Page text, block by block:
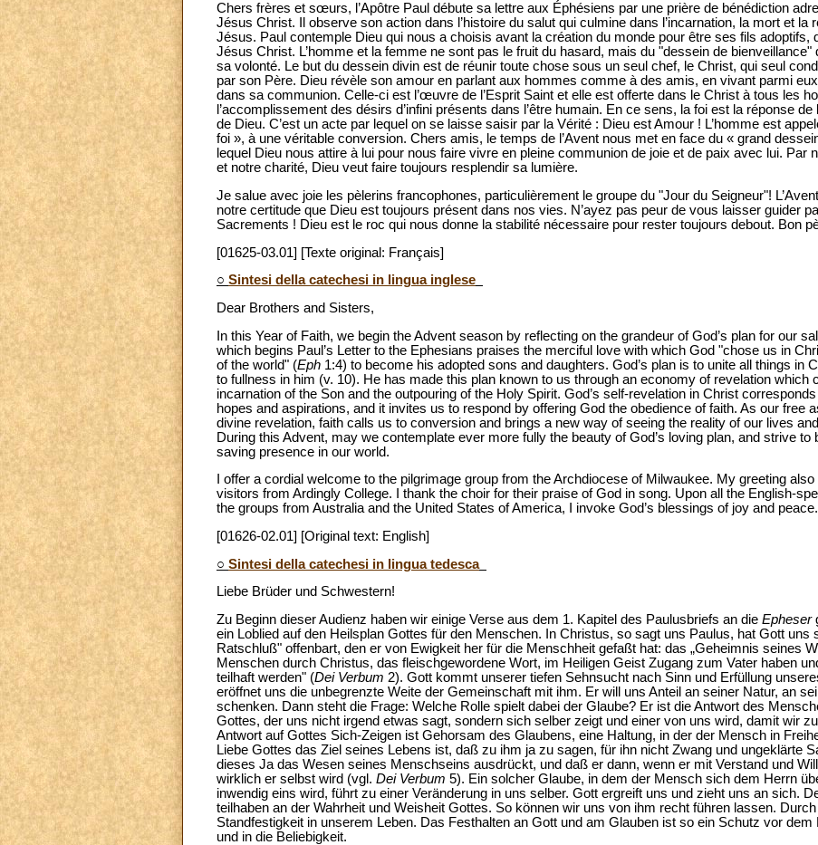
Chers frères et sœurs, l’Apôtre Paul débute sa lettre aux Éphésiens par une prière de bénédiction
Jésus Christ. Il observe son action dans l’histoire du salut qui culmine dans l’incarnation, la mort et la
Jésus. Paul contemple Dieu qui nous a choisis avant la création du monde pour être ses fils adoptifs,
Jésus Christ. L’homme et la femme ne sont pas le fruit du hasard, mais du "dessein de
sa volonté. Le but du dessein divin est de réunir toute chose sous un seul chef, le Christ, qui seul
par son Père. Dieu révèle son amour en parlant aux hommes comme à des amis, en vivant parmi
dans sa communion. Celle-ci est l’œuvre de l’Esprit Saint et elle est offerte dans le Christ à tous les
l’accomplissement des désirs d’infini présents dans l’être humain. En ce sens, la foi est la réponse de
de Dieu. C’est un acte par lequel on se laisse saisir par la Vérité : Dieu est Amour ! L’homme est
foi », à une véritable conversion. Chers amis, le temps de l’Avent nous met en face du « grand
lequel Dieu nous attire à lui pour nous faire vivre en pleine communion de joie et de paix avec lui. Par
et notre charité, Dieu veut faire toujours resplendir sa lumière.
Je salue avec joie les pèlerins francophones, particulièrement le groupe du "Jour du Seigneur"!
notre certitude que Dieu est toujours présent dans nos vies. N’ayez pas peur de vous laisser guider
Sacrements ! Dieu est le roc qui nous donne la stabilité nécessaire pour rester toujours debout. Bon
[01625-03.01] [Texte original: Français]
○ Sintesi della catechesi in lingua inglese
Dear Brothers and Sisters,
In this Year of Faith, we begin the Advent season by reflecting on the grandeur of God’s plan for our
which begins Paul’s Letter to the Ephesians praises the merciful love with which God "chose us in
of the world" (Eph 1:4) to become his adopted sons and daughters. God’s plan is to unite all things in
to fullness in him (v. 10). He has made this plan known to us through an economy of revelation which
incarnation of the Son and the outpouring of the Holy Spirit. God’s self-revelation in Christ
hopes and aspirations, and it invites us to respond by offering God the obedience of faith. As our free
divine revelation, faith calls us to conversion and brings a new way of seeing the reality of our lives
During this Advent, may we contemplate ever more fully the beauty of God’s loving plan, and strive to
saving presence in our world.
I offer a cordial welcome to the pilgrimage group from the Archdiocese of Milwaukee. My greeting
visitors from Ardingly College. I thank the choir for their praise of God in song. Upon all the English-
the groups from Australia and the United States of America, I invoke God’s blessings of joy and peace.
[01626-02.01] [Original text: English]
○ Sintesi della catechesi in lingua tedesca
Liebe Brüder und Schwestern!
Zu Beginn dieser Audienz haben wir einige Verse aus dem 1. Kapitel des Paulusbriefs an die Epheser
ein Loblied auf den Heilsplan Gottes für den Menschen. In Christus, so sagt uns Paulus, hat Gott uns
Ratschluß" offenbart, den er von Ewigkeit her für die Menschheit gefaßt hat: das „Geheimnis seines
Menschen durch Christus, das fleischgewordene Wort, im Heiligen Geist Zugang zum Vater haben
teilhaft werden" (Dei Verbum 2). Gott kommt unserer tiefen Sehnsucht nach Sinn und Erfüllung
eröffnet uns die unbegrenzte Weite der Gemeinschaft mit ihm. Er will uns Anteil an seiner Natur, an
schenken. Dann steht die Frage: Welche Rolle spielt dabei der Glaube? Er ist die Antwort des
Gottes, der uns nicht irgend etwas sagt, sondern sich selber zeigt und einer von uns wird, damit wir
Antwort auf Gottes Sich-Zeigen ist Gehorsam des Glaubens, eine Haltung, in der der Mensch in
Liebe Gottes das Ziel seines Lebens ist, daß zu ihm ja zu sagen, für ihn nicht Zwang und ungeklärte
dieses Ja das Wesen seines Menschseins ausdrückt, und daß er dann, wenn er mit Verstand und
wirklich er selbst wird (vgl. Dei Verbum 5). Ein solcher Glaube, in dem der Mensch sich dem Herrn
inwendig eins wird, führt zu einer Veränderung in uns selber. Gott ergreift uns und zieht uns an sich.
teilhaben an der Wahrheit und Weisheit Gottes. So können wir uns von ihm recht führen lassen.
Standfestigkeit in unserem Leben. Das Festhalten an Gott und am Glauben ist so ein Schutz vor dem
und in die Beliebigkeit.